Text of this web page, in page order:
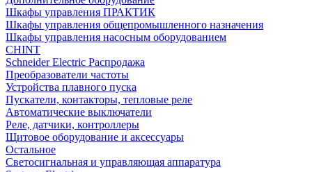
Шкафы управления ПРАКТИК
Шкафы управления общепромышленного назначения
Шкафы управления насосным оборудованием
CHINT
Schneider Electric Распродажа
Преобразователи частоты
Устройства плавного пуска
Пускатели, контакторы, тепловые реле
Автоматические выключатели
Реле, датчики, контроллеры
Щитовое оборудование и аксессуары
Остальное
Светосигнальная и управляющая аппаратура